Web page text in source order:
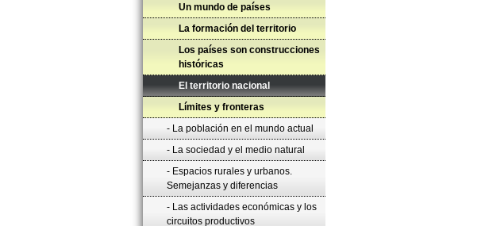
Un mundo de países
La formación del territorio
Los países son construcciones
históricas
El territorio nacional
Límites y fronteras
- La población en el mundo actual
- La sociedad y el medio natural
- Espacios rurales y urbanos.
Semejanzas y diferencias
- Las actividades económicas y los
circuitos productivos